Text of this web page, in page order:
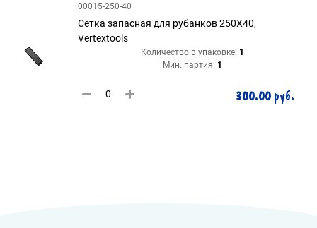
00015-250-40
Сетка запасная для рубанков 250Х40,
Vertextools
Количество в упаковке: 1
Мин. партия: 1
300.00 руб.